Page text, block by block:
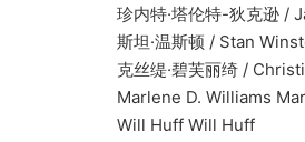
珍内特·塔伦特-狄克逊 /
斯坦·温斯顿 / Stan
克丝缇·碧芙丽绮 /
Marlene D. Williams
Will Huff Will Huff